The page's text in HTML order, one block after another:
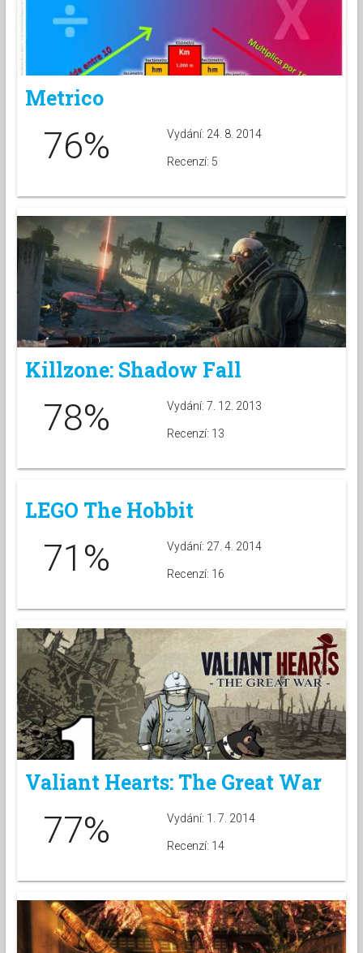
Metrico
76% Vydání: 24. 8. 2014
Recenzí: 5
Killzone: Shadow Fall
78% Vydání: 7. 12. 2013
Recenzí: 13
LEGO The Hobbit
71% Vydání: 27. 4. 2014
Recenzí: 16
Valiant Hearts: The Great War
77% Vydání: 1. 7. 2014
Recenzí: 14